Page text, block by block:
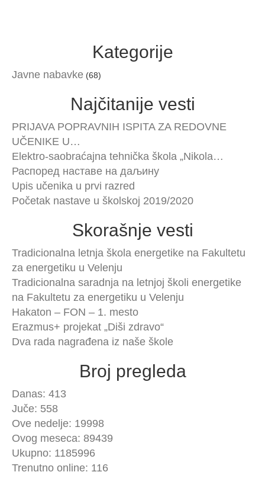
Kategorije
Javne nabavke (68)
Najčitanije vesti
PRIJAVA POPRAVNIH ISPITA ZA REDOVNE
UČENIKE U…
Elektro-saobraćajna tehnička škola „Nikola…
Распоред наставе на даљину
Upis učenika u prvi razred
Početak nastave u školskoj 2019/2020
Skorašnje vesti
Tradicionalna letnja škola energetike na Fakultetu
za energetiku u Velenju
Tradicionalna saradnja na letnjoj školi energetike
na Fakultetu za energetiku u Velenju
Hakaton – FON – 1. mesto
Erazmus+ projekat „Diši zdravo“
Dva rada nagrađena iz naše škole
Broj pregleda
Danas: 413
Juče: 558
Ove nedelje: 19998
Ovog meseca: 89439
Ukupno: 1185996
Trenutno online: 116